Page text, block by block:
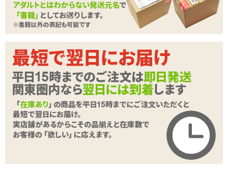
●優しく愛撫される感覚、ニュルニュルしっとりした羽型突起
ふんわり包容する、
純真無邪気な快感が
あなたを待っています
種類:非貫通
色:肌色
素材:柔らかい■■□□□硬い
続きを読む